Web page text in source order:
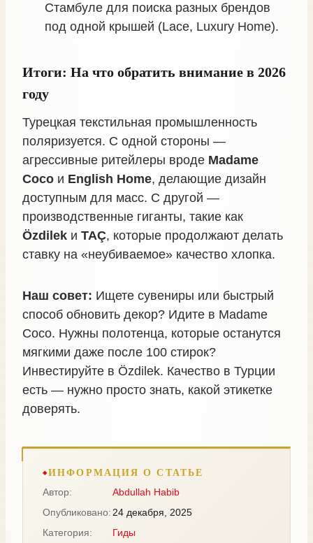
Стамбуле для поиска разных брендов
под одной крышей (Lace, Luxury Home).
Итоги: На что обратить внимание в 2026
году
Турецкая текстильная промышленность
поляризуется. С одной стороны —
агрессивные ритейлеры вроде Madame
Coco и English Home, делающие дизайн
доступным для масс. С другой —
производственные гиганты, такие как
Özdilek и TAÇ, которые продолжают делать
ставку на «неубиваемое» качество хлопка.
Наш совет: Ищете сувениры или быстрый
способ обновить декор? Идите в Madame
Coco. Нужны полотенца, которые останутся
мягкими даже после 100 стирок?
Инвестируйте в Özdilek. Качество в Турции
есть — нужно просто знать, какой этикетке
доверять.
ИНФОРМАЦИЯ О СТАТЬЕ
Автор:
Abdullah Habib
Опубликовано:24 декабря, 2025
Категория:
Гиды